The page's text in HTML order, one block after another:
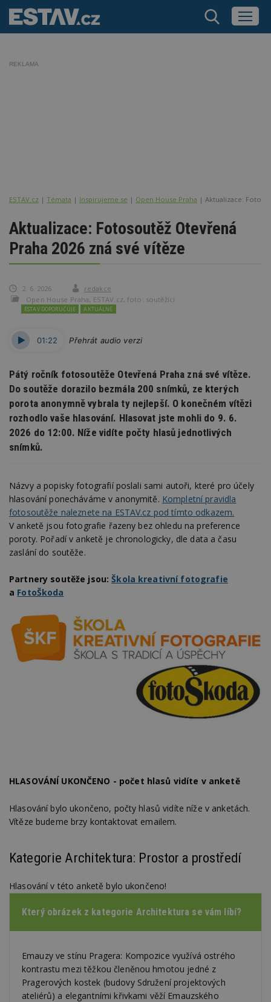
REKLAMA
ESTAV.cz Témata Inspirujeme se Open House Praha Aktualizace:
Aktualizace: Fotosoutěž Otevřená
Praha 2026 zná své vítěze
2. 6. 2026
redakce
Open House Praha, ESTAV.cz, foto: soutěžící
ESTAV DOPORUČUJE AKTUÁLNĚ
01:22 Přehrát audio verzi
Pátý ročník fotosoutěže Otevřená Praha zná své vítěze.
Do soutěže dorazilo bezmála 200 snímků, ze kterých
porota anonymně vybrala ty nejlepší. O konečném vítězi
rozhodlo vaše hlasování. Hlasovat jste mohli do 9. 6.
2026 do 12:00. Níže vidíte počty hlasů jednotlivých
snímků.
Názvy a popisky fotografií poslali sami autoři, které pro účely
hlasování ponecháváme v anonymitě. Kompletní pravidla
fotosoutěže naleznete na ESTAV.cz pod tímto odkazem.
V anketě jsou fotografie řazeny bez ohledu na preference
poroty. Pořadí v anketě je chronologicky, dle data a času
zaslání do soutěže.
Partnery soutěže jsou:Škola kreativní fotografie
a FotoŠkoda
HLASOVÁNÍ UKONČENO - počet hlasů vidíte v anketě
Hlasování bylo ukončeno, počty hlasů vidíte níže v anketách.
Vítěze budeme brzy kontaktovat emailem.
Kategorie Architektura: Prostor a prostředí
Hlasování v této anketě bylo ukončeno!
Který obrázek z kategorie Architektura se vám líbí?
Emauzy ve stínu Pragera: Kompozice využívá ostrého
kontrastu mezi těžkou členěnou hmotou jedné z
Pragerových kostek (budovy Sdružení projektových
ateliérů) a elegantními křivkami věží Emauzského